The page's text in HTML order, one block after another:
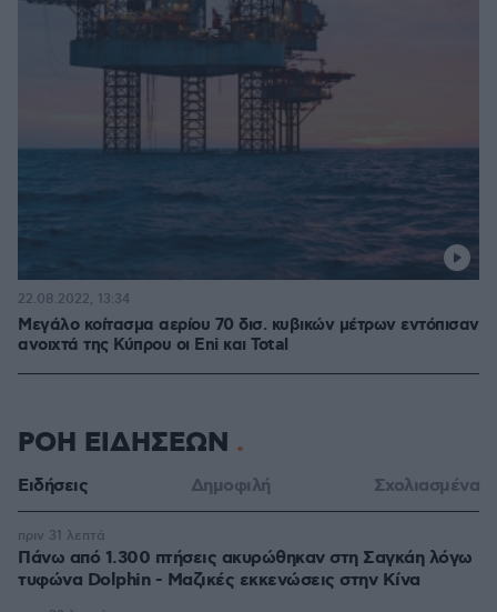
Μεγάλο κοίτασμα αερίου 70 δισ. κυβικών μέτρων εντόπισαν
ανοιχτά της Κύπρου οι Eni και Total
22.08.2022, 13:34
ΡΟΗ ΕΙΔΗΣΕΩΝ
Ειδήσεις Δημοφιλή Σχολιασμένα
Πάνω από 1.300 πτήσεις ακυρώθηκαν στη Σαγκάη λόγω
τυφώνα Dolphin - Μαζικές εκκενώσεις στην Κίνα
πριν 31 λεπτά